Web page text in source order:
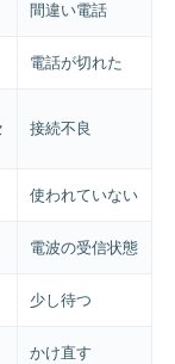
間違い電話
電話が切れた
接続不良
使われていない
電波の受信状態
少し待つ
かけ直す